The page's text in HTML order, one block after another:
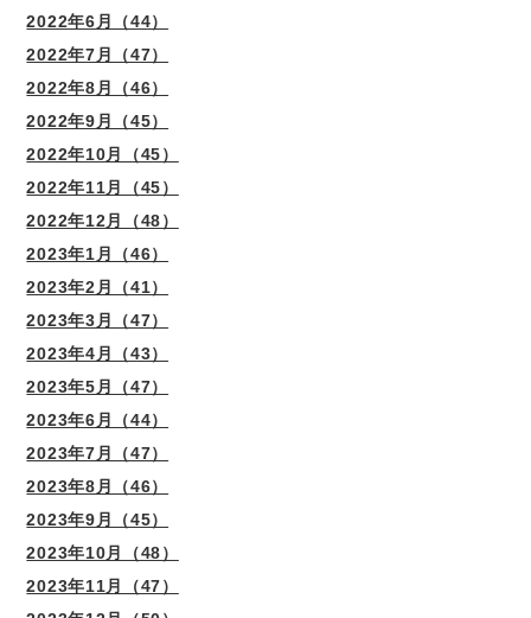
2022年6月（44）
2022年7月（47）
2022年8月（46）
2022年9月（45）
2022年10月（45）
2022年11月（45）
2022年12月（48）
2023年1月（46）
2023年2月（41）
2023年3月（47）
2023年4月（43）
2023年5月（47）
2023年6月（44）
2023年7月（47）
2023年8月（46）
2023年9月（45）
2023年10月（48）
2023年11月（47）